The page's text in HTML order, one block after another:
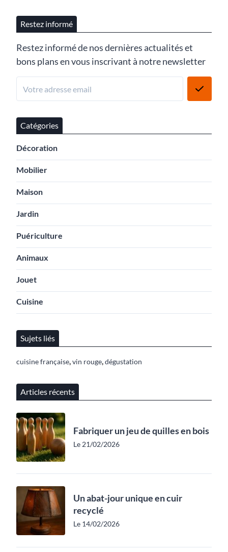
Restez informé
Restez informé de nos dernières actualités et
bons plans en vous inscrivant à notre newsletter
Catégories
Décoration
Mobilier
Maison
Jardin
Puériculture
Animaux
Jouet
Cuisine
Sujets liés
cuisine française,vin rouge,dégustation
Articles récents
Fabriquer un jeu de quilles en bois
Le 21/02/2026
Un abat-jour unique en cuir
recyclé
Le 14/02/2026